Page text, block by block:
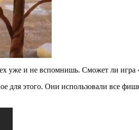
уже и не вспомнишь. Сможет ли
для этого. Они использовали все